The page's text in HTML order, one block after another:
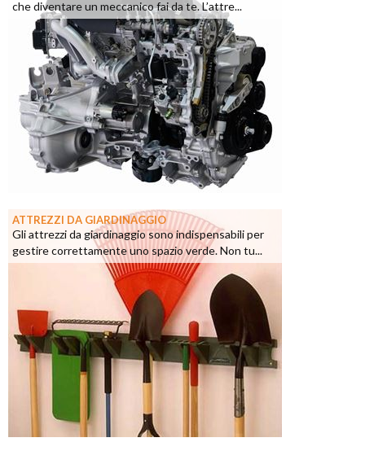
che diventare un meccanico fai da te. L’attre...
ATTREZZI DA GIARDINAGGIO
Gli attrezzi da giardinaggio sono indispensabili per
gestire correttamente uno spazio verde. Non tu...